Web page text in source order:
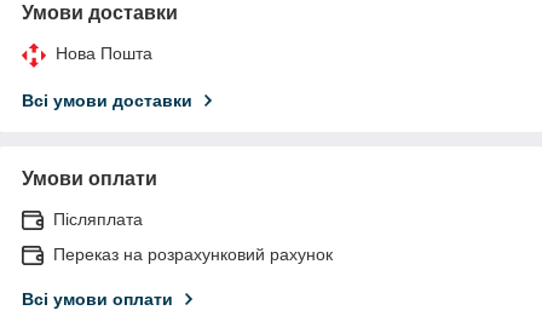
Умови доставки
Нова Пошта
Всі умови доставки
Умови оплати
Післяплата
Переказ на розрахунковий рахунок
Всі умови оплати